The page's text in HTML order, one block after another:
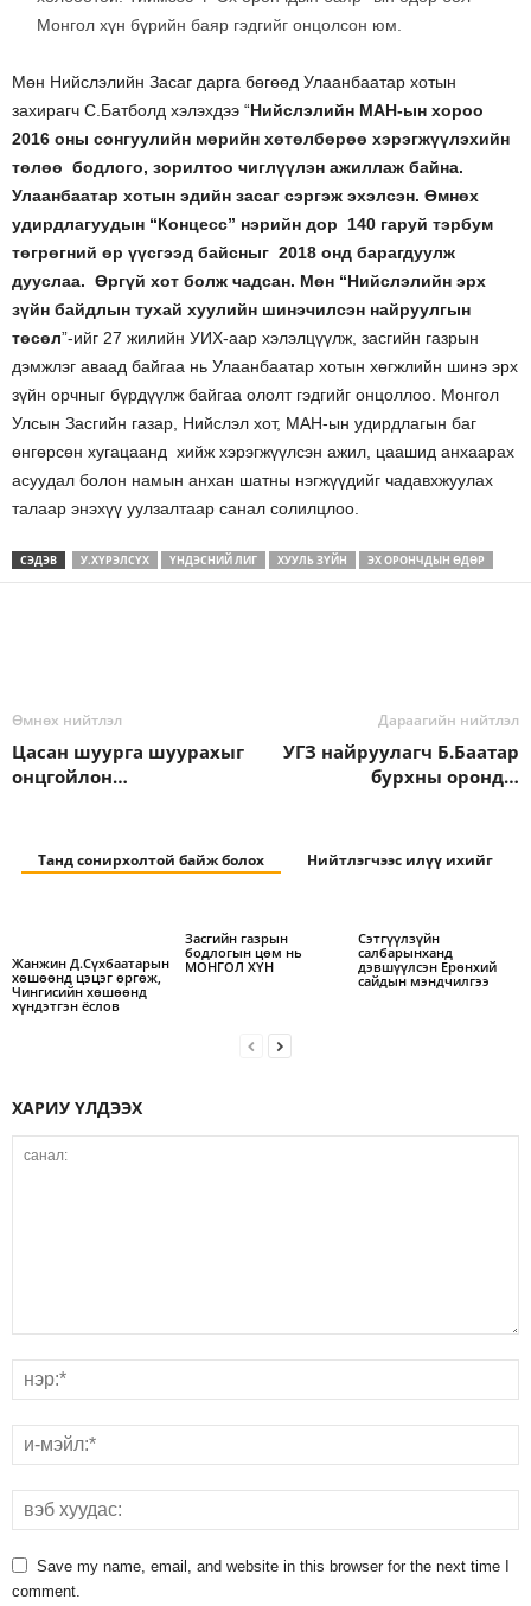
Монгол хүн бүрийн баяр гэдгийг онцолсон юм.
Мөн Нийслэлийн Засаг дарга бөгөөд Улаанбаатар хотын
захирагч С.Батболд хэлэхдээ “Нийслэлийн МАН-ын хороо
2016 оны сонгуулийн мөрийн хөтөлбөрөө хэрэгжүүлэхийн
төлөө бодлого, зорилтоо чиглүүлэн ажиллаж байна.
Улаанбаатар хотын эдийн засаг сэргэж эхэлсэн. Өмнөх
удирдлагуудын “Концесс” нэрийн дор 140 гаруй тэрбум
төгрөгний өр үүсгээд байсныг 2018 онд барагдуулж
дууслаа. Өргүй хот болж чадсан. Мөн “Нийслэлийн эрх
зүйн байдлын тухай хуулийн шинэчилсэн найруулгын
төсөл”-ийг 27 жилийн УИХ-аар хэлэлцүүлж, засгийн газрын
дэмжлэг аваад байгаа нь Улаанбаатар хотын хөгжлийн шинэ эрх
зүйн орчныг бүрдүүлж байгаа ололт гэдгийг онцоллоо. Монгол
Улсын Засгийн газар, Нийслэл хот, МАН-ын удирдлагын баг
өнгөрсөн хугацаанд хийж хэрэгжүүлсэн ажил, цаашид анхаарах
асуудал болон намын анхан шатны нэгжүүдийг чадавхжуулах
талаар энэхүү уулзалтаар санал солилцлоо.
СЭДЭВ У.ХҮРЭЛСҮХ ҮНДЭСНИЙ ЛИГ ХУУЛЬ ЗҮЙН ЭХ ОРОНЧДЫН ӨДӨР
Өмнөх нийтлэл
Цасан шуурга шуурахыг
онцгойлон…
Дараагийн нийтлэл
УГЗ найруулагч Б.Баатар
бурхны оронд…
Танд сонирхолтой байж болох Нийтлэгчээс илүү ихийг
Жанжин Д.Сүхбаатарын
хөшөөнд цэцэг өргөж,
Чингисийн хөшөөнд
хүндэтгэн ёслов
Засгийн газрын
бодлогын цөм нь
МОНГОЛ ХҮН
Сэтгүүлзүйн
салбарынханд
дэвшүүлсэн Ерөнхий
сайдын мэндчилгээ
ХАРИУ ҮЛДЭЭХ
Save my name, email, and website in this browser for the next time I
comment.